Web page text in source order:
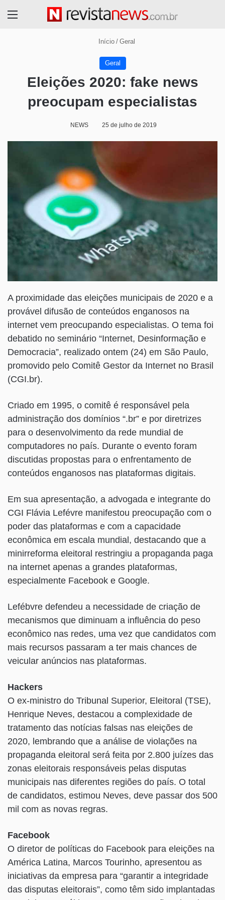
Início / Geral
Geral
Eleições 2020: fake news
preocupam especialistas
NEWS 25 de julho de 2019
A proximidade das eleições municipais de 2020 e a
provável difusão de conteúdos enganosos na
internet vem preocupando especialistas. O tema foi
debatido no seminário “Internet, Desinformação e
Democracia”, realizado ontem (24) em São Paulo,
promovido pelo Comitê Gestor da Internet no Brasil
(CGI.br).
Criado em 1995, o comitê é responsável pela
administração dos domínios “.br” e por diretrizes
para o desenvolvimento da rede mundial de
computadores no país. Durante o evento foram
discutidas propostas para o enfrentamento de
conteúdos enganosos nas plataformas digitais.
Em sua apresentação, a advogada e integrante do
CGI Flávia Lefévre manifestou preocupação com o
poder das plataformas e com a capacidade
econômica em escala mundial, destacando que a
minirreforma eleitoral restringiu a propaganda paga
na internet apenas a grandes plataformas,
especialmente Facebook e Google.
Lefébvre defendeu a necessidade de criação de
mecanismos que diminuam a influência do peso
econômico nas redes, uma vez que candidatos com
mais recursos passaram a ter mais chances de
veicular anúncios nas plataformas.
Hackers
O ex-ministro do Tribunal Superior, Eleitoral (TSE),
Henrique Neves, destacou a complexidade de
tratamento das notícias falsas nas eleições de
2020, lembrando que a análise de violações na
propaganda eleitoral será feita por 2.800 juízes das
zonas eleitorais responsáveis pelas disputas
municipais nas diferentes regiões do país. O total
de candidatos, estimou Neves, deve passar dos 500
mil com as novas regras.
Facebook
O diretor de políticas do Facebook para eleições na
América Latina, Marcos Tourinho, apresentou as
iniciativas da empresa para “garantir a integridade
das disputas eleitorais”, como têm sido implantadas